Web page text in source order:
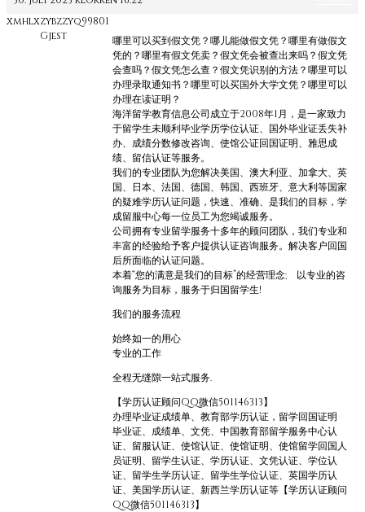
xmhlxzybzzyq99801
Gjest
哪里可以买到假文凭？哪儿能做假文凭？哪里有做假文
凭的？哪里有假文凭卖？假文凭会被查出来吗？假文凭
会查吗？假文凭怎么查？假文凭识别的方法？哪里可以
办理录取通知书？哪里可以买国外大学文凭？哪里可以
办理在读证明？
海洋留学教育信息公司成立于2008年1月，是一家致力
于留学生未顺利毕业学历学位认证、国外毕业证丢失补
办、成绩分数修改咨询、使馆公证回国证明、雅思成
绩、留信认证等服务。
我们的专业团队为您解决美国、澳大利亚、加拿大、英
国、日本、法国、德国、韩国、西班牙、意大利等国家
的疑难学历认证问题，快速、准确、是我们的目标，学
成留服中心每一位员工为您竭诚服务。
公司拥有专业留学服务十多年的顾问团队，我们专业和
丰富的经验给予客户提供认证咨询服务。解决客户回国
后所面临的认证问题。
本着“您的满意是我们的目标”的经营理念; 以专业的咨
询服务为目标，服务于归国留学生!
我们的服务流程
始终如一的用心
专业的工作
全程无缝隙一站式服务.
【学历认证顾问QQ微信501146313】
办理毕业证成绩单、教育部学历认证，留学回国证明
毕业证、成绩单、文凭、中国教育部留学服务中心认
证、留服认证、使馆认证、使馆证明、使馆留学回国人
员证明、留学生认证、学历认证、文凭认证、学位认
证、留学生学历认证、留学生学位认证、英国学历认
证、美国学历认证、新西兰学历认证等【学历认证顾问
QQ微信501146313】